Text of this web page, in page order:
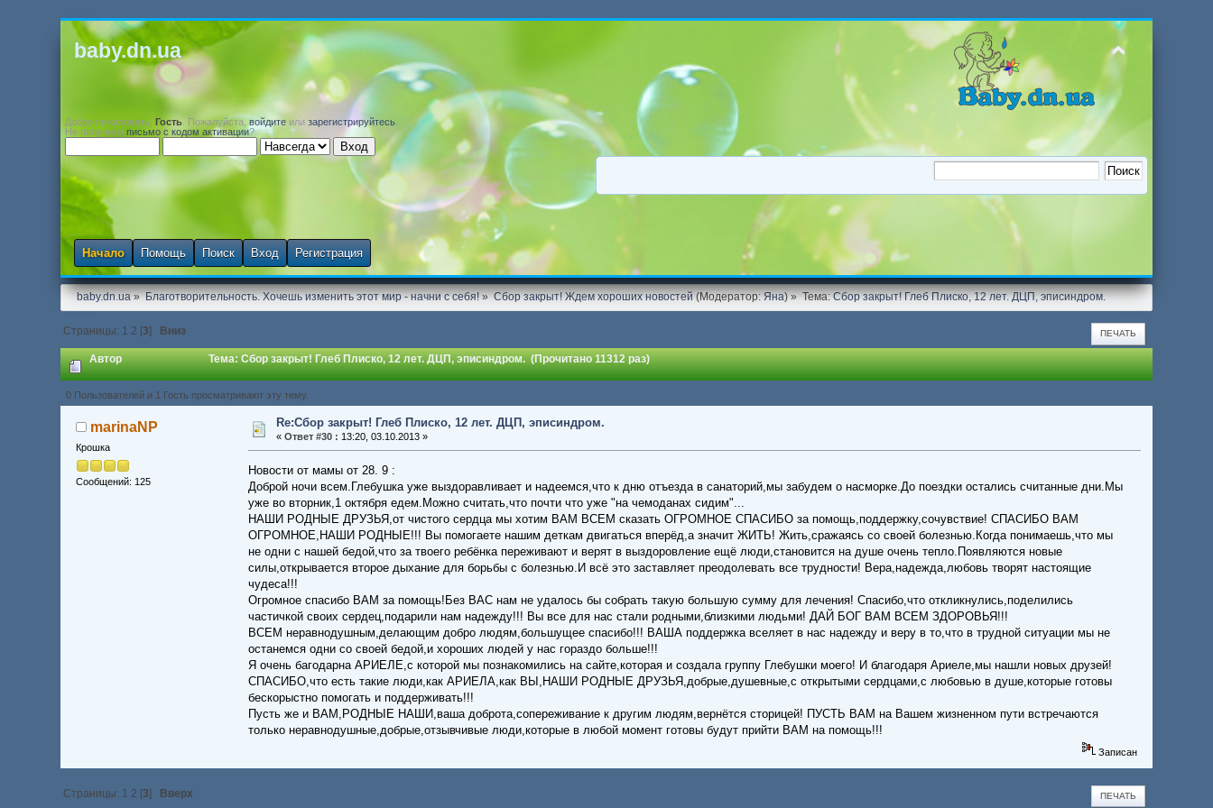
baby.dn.ua
Добро пожаловать,Гость . Пожалуйста,войдите илизарегистрируйтесь
Не получилиписьмо с кодом активации?
Начало Помощь Поиск Вход Регистрация
baby.dn.ua» Благотворительность. Хочешь изменить этот мир - начни с себя!» Сбор закрыт! Ждем хороших новостей(Модератор:Яна) » Тема:Сбор закрыт! Глеб Плиско, 12 лет. ДЦП, эписиндром.
ПЕЧАТЬ
Страницы: 1 2 [3] Вниз
Автор Тема: Сбор закрыт! Глеб Плиско, 12 лет. ДЦП, эписиндром. (Прочитано 11312 раз)
0 Пользователей и 1 Гость просматривают эту тему.
marinaNP
Крошка
Сообщений: 125
Re:Сбор закрыт! Глеб Плиско, 12 лет. ДЦП, эписиндром.
« Ответ #30 : 13:20, 03.10.2013 »
Новости от мамы от 28. 9 :
Доброй ночи всем.Глебушка уже выздоравливает и надеемся,что к дню отъезда в санаторий,мы забудем о насморке.До поездки остались считанные дни.Мы
уже во вторник,1 октября едем.Можно считать,что почти что уже "на чемоданах сидим"...
НАШИ РОДНЫЕ ДРУЗЬЯ,от чистого сердца мы хотим ВАМ ВСЕМ сказать ОГРОМНОЕ СПАСИБО за помощь,поддержку,сочувствие! СПАСИБО ВАМ
ОГРОМНОЕ,НАШИ РОДНЫЕ!!! Вы помогаете нашим деткам двигаться вперёд,а значит ЖИТЬ! Жить,сражаясь со своей болезнью.Когда понимаешь,что мы
не одни с нашей бедой,что за твоего ребёнка переживают и верят в выздоровление ещё люди,становится на душе очень тепло.Появляются новые
силы,открывается второе дыхание для борьбы с болезнью.И всё это заставляет преодолевать все трудности! Вера,надежда,любовь творят настоящие
чудеса!!!
Огромное спасибо ВАМ за помощь!Без ВАС нам не удалось бы собрать такую большую сумму для лечения! Спасибо,что откликнулись,поделились
частичкой своих сердец,подарили нам надежду!!! Вы все для нас стали родными,близкими людьми! ДАЙ БОГ ВАМ ВСЕМ ЗДОРОВЬЯ!!!
ВСЕМ неравнодушным,делающим добро людям,большущее спасибо!!! ВАША поддержка вселяет в нас надежду и веру в то,что в трудной ситуации мы не
останемся одни со своей бедой,и хороших людей у нас гораздо больше!!!
Я очень багодарна АРИЕЛЕ,с которой мы познакомились на сайте,которая и создала группу Глебушки моего! И благодаря Ариеле,мы нашли новых друзей!
СПАСИБО,что есть такие люди,как АРИЕЛА,как ВЫ,НАШИ РОДНЫЕ ДРУЗЬЯ,добрые,душевные,с открытыми сердцами,с любовью в душе,которые готовы
бескорыстно помогать и поддерживать!!!
Пусть же и ВАМ,РОДНЫЕ НАШИ,ваша доброта,сопереживание к другим людям,вернётся сторицей! ПУСТЬ ВАМ на Вашем жизненном пути встречаются
только неравнодушные,добрые,отзывчивые люди,которые в любой момент готовы будут прийти ВАМ на помощь!!!
Записан
ПЕЧАТЬ
Страницы: 1 2 [3] Вверх